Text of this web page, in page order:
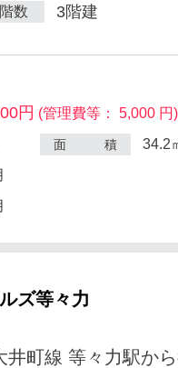
数 3階建
円 (管理費等： 5,000 円)
面 積 34.2
ズ等々力
井町線 等々力駅か